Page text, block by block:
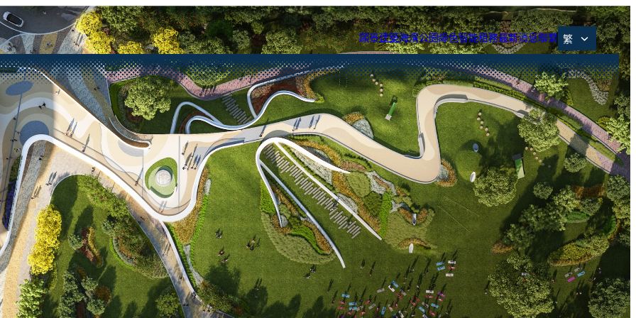
願景
使命
項目概述
核心團隊
項目時間表
建築
設計理念
建築參數
數碼科技基礎設施
數碼科技空間
多功能會議廳
零售與餐飲
智能停車
海濱公園
海濱公園
生物多樣性
智能化設施
綠色智能
可持續發展承諾
智能辦公室
獎項及認證
租務
辦公室
虛擬導覽
零售
數據服務平台
租戶禮遇及Arcade設施
租務手册
最新消息
環境保護措施
最新通告
聯繫
聯絡我們
位置
交通